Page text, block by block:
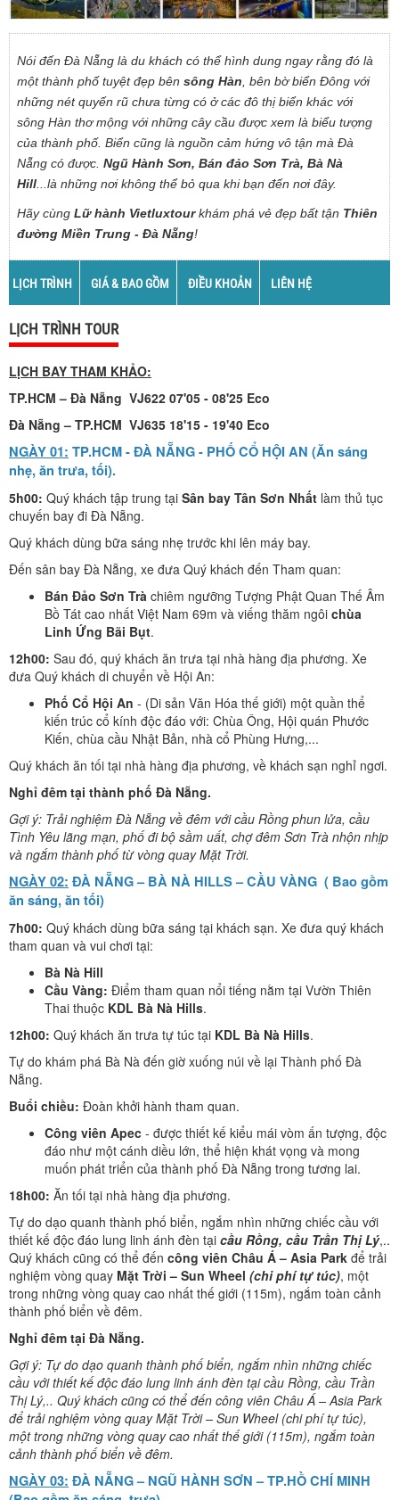
Nói đến Đà Nẵng là du khách có thể hình dung ngay rằng đó là
một thành phố tuyệt đẹp bên sông Hàn , bên bờ biển Đông với
những nét quyến rũ chưa từng có ở các đô thị biển khác với
sông Hàn thơ mộng với những cây cầu được xem là biểu tượng
của thành phố. Biển cũng là nguồn cảm hứng vô tận mà Đà
Nẵng có được. Ngũ Hành Sơn, Bán đảo Sơn Trà, Bà Nà
Hill ...là những nơi không thể bỏ qua khi bạn đến nơi đây.
Hãy cùng Lữ hành Vietluxtourkhám phá vẻ đẹp bất tận Thiên
đường Miền Trung - Đà Nẵng!
LỊCH TRÌNH GIÁ & BAO GỒM ĐIỀU KHOẢN LIÊN HỆ
LỊCH TRÌNH TOUR
LỊCH BAY THAM KHẢO:
TP.HCM – Đà Nẵng VJ622 07'05 - 08'25 Eco
Đà Nẵng – TP.HCM VJ635 18'15 - 19'40 Eco
NGÀY 01: TP.HCM - ĐÀ NẴNG - PHỐ CỔ HỘI AN (Ăn sáng
nhẹ, ăn trưa, tối).
5h00: Quý khách tập trung tại Sân bay Tân Sơn Nhất làm thủ tục
chuyến bay đi Đà Nẵng.
Quý khách dùng bữa sáng nhẹ trước khi lên máy bay.
Đến sân bay Đà Nẵng, xe đưa Quý khách đến Tham quan:
Bán Đảo Sơn Trà chiêm ngưỡng Tượng Phật Quan Thế Âm
Bồ Tát cao nhất Việt Nam 69m và viếng thăm ngôi chùa
Linh Ứng Bãi Bụt.
12h00: Sau đó, quý khách ăn trưa tại nhà hàng địa phương. Xe
đưa Quý khách di chuyển về Hội An:
Phố Cổ Hội An - (Di sản Văn Hóa thế giới) một quần thể
kiến trúc cổ kính độc đáo với: Chùa Ông, Hội quán Phước
Kiến, chùa cầu Nhật Bản, nhà cổ Phùng Hưng,...
Quý khách ăn tối tại nhà hàng địa phương, về khách sạn nghỉ ngơi.
Nghỉ đêm tại thành phố Đà Nẵng.
Gợi ý: Trải nghiệm Đà Nẵng về đêm với cầu Rồng phun lửa, cầu
Tình Yêu lãng mạn, phố đi bộ sầm uất, chợ đêm Sơn Trà nhộn nhịp
và ngắm thành phố từ vòng quay Mặt Trời.
NGÀY 02: ĐÀ NẴNG – BÀ NÀ HILLS – CẦU VÀNG ( Bao gồm
ăn sáng, ăn tối)
7h00: Quý khách dùng bữa sáng tại khách sạn. Xe đưa quý khách
tham quan và vui chơi tại:
Bà Nà Hill
Cầu Vàng: Điểm tham quan nổi tiếng nằm tại Vườn Thiên
Thai thuộc KDL Bà Nà Hills.
12h00: Quý khách ăn trưa tự túc tại KDL Bà Nà Hills.
Tự do khám phá Bà Nà đến giờ xuống núi về lại Thành phố Đà
Nẵng.
Buổi chiều: Đoàn khởi hành tham quan.
Công viên Apec - được thiết kế kiểu mái vòm ấn tượng, độc
đáo như một cánh diều lớn, thể hiện khát vọng và mong
muốn phát triển của thành phố Đà Nẵng trong tương lai.
18h00: Ăn tối tại nhà hàng địa phương.
Tự do dạo quanh thành phố biển, ngắm nhìn những chiếc cầu với
thiết kế độc đáo lung linh ánh đèn tại cầu Rồng, cầu Trần Thị Lý,..
Quý khách cũng có thể đến công viên Châu Á – Asia Park để trải
nghiệm vòng quay Mặt Trời – Sun Wheel (chi phí tự túc), một
trong những vòng quay cao nhất thế giới (115m), ngắm toàn cảnh
thành phố biển về đêm.
Nghỉ đêm tại Đà Nẵng.
Gợi ý: Tự do dạo quanh thành phố biển, ngắm nhìn những chiếc
cầu với thiết kế độc đáo lung linh ánh đèn tại cầu Rồng, cầu Trần
Thị Lý,.. Quý khách cũng có thể đến công viên Châu Á – Asia Park
để trải nghiệm vòng quay Mặt Trời – Sun Wheel (chi phí tự túc),
một trong những vòng quay cao nhất thế giới (115m), ngắm toàn
cảnh thành phố biển về đêm.
NGÀY 03: ĐÀ NẴNG – NGŨ HÀNH SƠN – TP.HỒ CHÍ MINH